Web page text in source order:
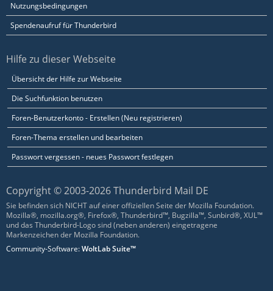
Nutzungsbedingungen
Spendenaufruf für Thunderbird
Hilfe zu dieser Webseite
Übersicht der Hilfe zur Webseite
Die Suchfunktion benutzen
Foren-Benutzerkonto - Erstellen (Neu registrieren)
Foren-Thema erstellen und bearbeiten
Passwort vergessen - neues Passwort festlegen
Copyright © 2003-2026 Thunderbird Mail DE
Sie befinden sich NICHT auf einer offiziellen Seite der Mozilla Foundation.
Mozilla®, mozilla.org®, Firefox®, Thunderbird™, Bugzilla™, Sunbird®, XUL™
und das Thunderbird-Logo sind (neben anderen) eingetragene
Markenzeichen der Mozilla Foundation.
Community-Software:WoltLab Suite™